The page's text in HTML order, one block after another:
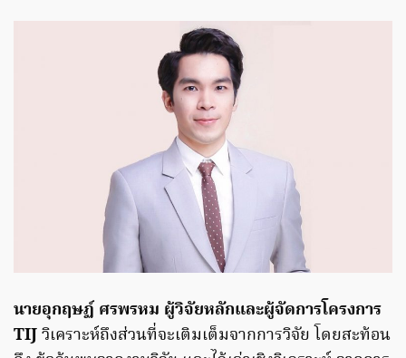
นายอุกฤษฏ์ ศรพรหม ผู้วิจัยหลักและผู้จัดการโครงการ
TIJวิเคราะห์ถึงส่วนที่จะเติมเต็มจากการวิจัย โดยสะท้อน